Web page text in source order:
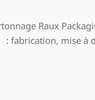
Raux
: fabrication, mise à